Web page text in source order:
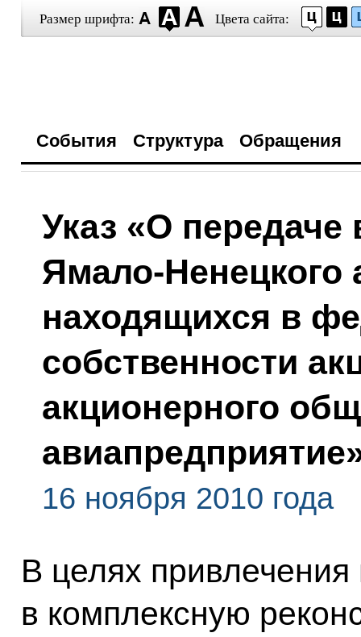
Размер шрифта: Цвета сайта:
События Структура Обращения
Указ «О передаче
Ямало-Ненецкого
находящихся в
собственности
акционерного
16 ноября 2010 года
В целях привлечения
в комплексную